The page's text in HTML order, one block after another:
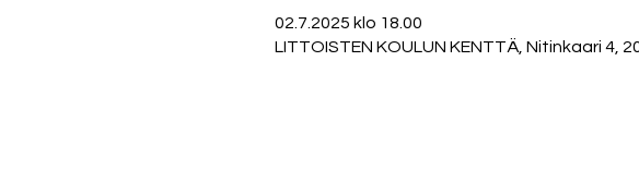
02.7.2025 klo 18.00
LITTOISTEN KOULUN KENTTÄ, Nitinkaari 4,